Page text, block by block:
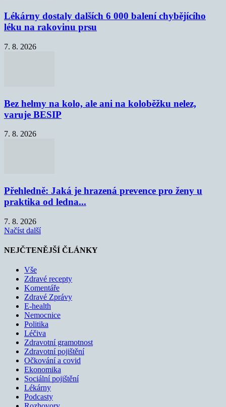
Lékárny dostaly dalších 6 000 balení chybějícího
léku na rakovinu prsu
7. 8. 2026
Bez helmy na kolo, ale ani na koloběžku nelez,
varuje BESIP
7. 8. 2026
Přehledně: Jaká je hrazená prevence pro ženy u
praktika od ledna...
7. 8. 2026
Načíst další
NEJČTENĚJŠÍ ČLÁNKY
Vše
Zdravé recepty
Komentáře
Zdravé Zprávy
E-health
Nemocnice
Politika
Léčiva
Zdravotní gramotnost
Zdravotní pojištění
Očkování a covid
Ekonomika
Sociální pojištění
Lékárny
Podcasty